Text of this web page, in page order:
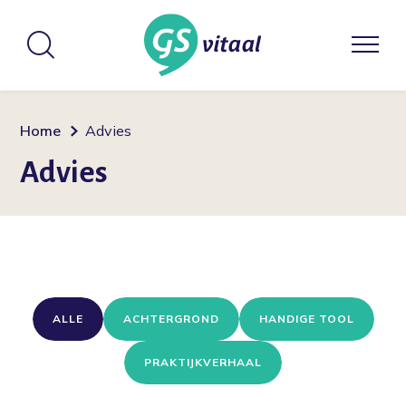
Home Advies
Advies
ALLE ACHTERGROND HANDIGE TOOL
PRAKTIJKVERHAAL